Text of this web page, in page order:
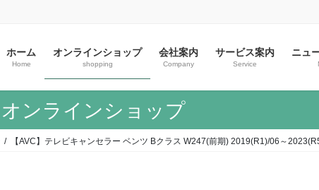
ホーム
Home
オンラインショップ
shopping
会社案内
Company
サービス案内
Service
ニュ
オンラインショップ
【AVC】テレビキャンセラー ベンツ Bクラス W247(前期) 2019(R1)/06～